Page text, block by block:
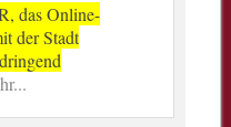
das Online-
der Stadt